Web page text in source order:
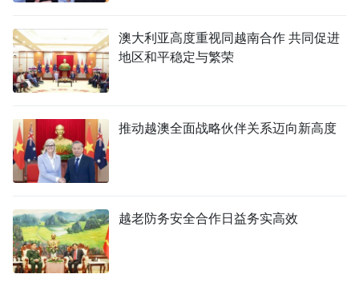
澳大利亚高度重视同越南合作 共同促进
地区和平稳定与繁荣
推动越澳全面战略伙伴关系迈向新高度
越老防务安全合作日益务实高效